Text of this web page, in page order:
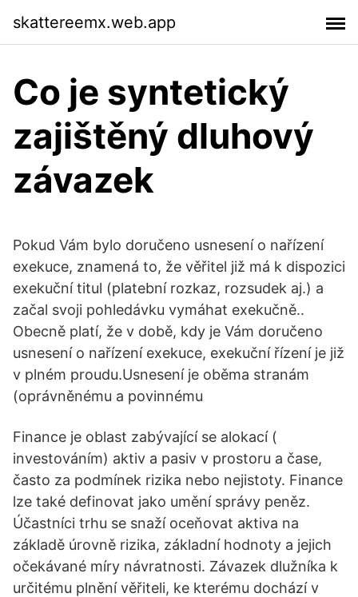
skattereemx.web.app
Co je syntetický
zajištěný dluhový
závazek
Pokud Vám bylo doručeno usnesení o nařízení
exekuce, znamená to, že věřitel již má k dispozici
exekuční titul (platební rozkaz, rozsudek aj.) a
začal svoji pohledávku vymáhat exekučně..
Obecně platí, že v době, kdy je Vám doručeno
usnesení o nařízení exekuce, exekuční řízení je již
v plném proudu.Usnesení je oběma stranám
(oprávněnému a povinnému
Finance je oblast zabývající se alokací (
investováním) aktiv a pasiv v prostoru a čase,
často za podmínek rizika nebo nejistoty. Finance
lze také definovat jako umění správy peněz.
Účastníci trhu se snaží oceňovat aktiva na
základě úrovně rizika, základní hodnoty a jejich
očekávané míry návratnosti. Závazek dlužníka k
určitému plnění věřiteli, ke kterému dochází v